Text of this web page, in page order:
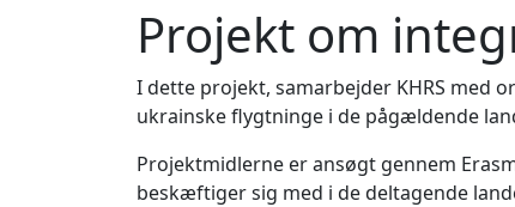
Projekt om
I dette projekt, samarbejder KHRS med
ukrainske flygtninge i de pågældende
Projektmidlerne er ansøgt gennem
beskæftiger sig med i de deltagende